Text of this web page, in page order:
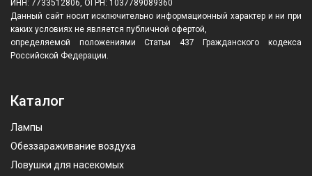
ИНН: 7733512806, ОГРН: 1037789089360
Данный сайт носит исключительно информационный характер и ни при
каких условиях не является публичной офертой,
определяемой положениями Статьи 437 Гражданского кодекса
Российской Федерации.
Каталог
Лампы
Обеззараживание воздуха
Ловушки для насекомых